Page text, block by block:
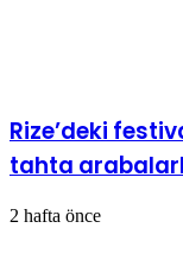
Rize’deki
tahta
2 hafta önce